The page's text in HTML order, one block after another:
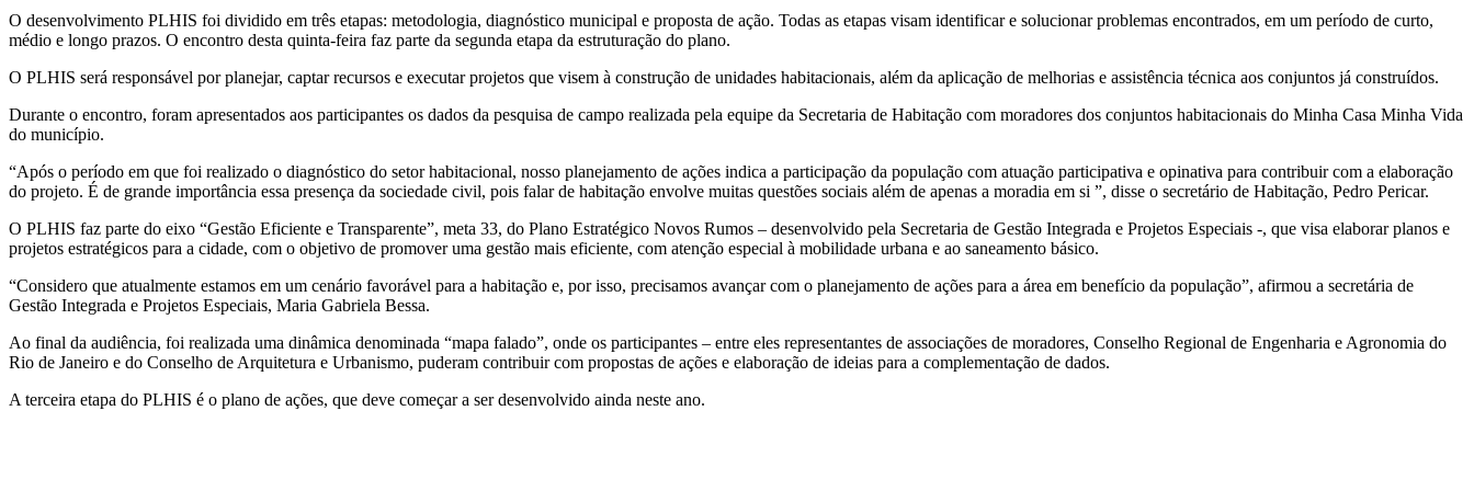
O desenvolvimento PLHIS foi dividido em três etapas: metodologia, diagnóstico municipal e proposta de ação. Todas as etapas visam identificar e solucionar problemas encontrados, em um período de curto,
médio e longo prazos. O encontro desta quinta-feira faz parte da segunda etapa da estruturação do plano.
O PLHIS será responsável por planejar, captar recursos e executar projetos que visem à construção de unidades habitacionais, além da aplicação de melhorias e assistência técnica aos conjuntos já construídos.
Durante o encontro, foram apresentados aos participantes os dados da pesquisa de campo realizada pela equipe da Secretaria de Habitação com moradores dos conjuntos habitacionais do Minha Casa Minha Vida
do município.
“Após o período em que foi realizado o diagnóstico do setor habitacional, nosso planejamento de ações indica a participação da população com atuação participativa e opinativa para contribuir com a elaboração
do projeto. É de grande importância essa presença da sociedade civil, pois falar de habitação envolve muitas questões sociais além de apenas a moradia em si ”, disse o secretário de Habitação, Pedro Pericar.
O PLHIS faz parte do eixo “Gestão Eficiente e Transparente”, meta 33, do Plano Estratégico Novos Rumos – desenvolvido pela Secretaria de Gestão Integrada e Projetos Especiais -, que visa elaborar planos e
projetos estratégicos para a cidade, com o objetivo de promover uma gestão mais eficiente, com atenção especial à mobilidade urbana e ao saneamento básico.
“Considero que atualmente estamos em um cenário favorável para a habitação e, por isso, precisamos avançar com o planejamento de ações para a área em benefício da população”, afirmou a secretária de
Gestão Integrada e Projetos Especiais, Maria Gabriela Bessa.
Ao final da audiência, foi realizada uma dinâmica denominada “mapa falado”, onde os participantes – entre eles representantes de associações de moradores, Conselho Regional de Engenharia e Agronomia do
Rio de Janeiro e do Conselho de Arquitetura e Urbanismo, puderam contribuir com propostas de ações e elaboração de ideias para a complementação de dados.
A terceira etapa do PLHIS é o plano de ações, que deve começar a ser desenvolvido ainda neste ano.